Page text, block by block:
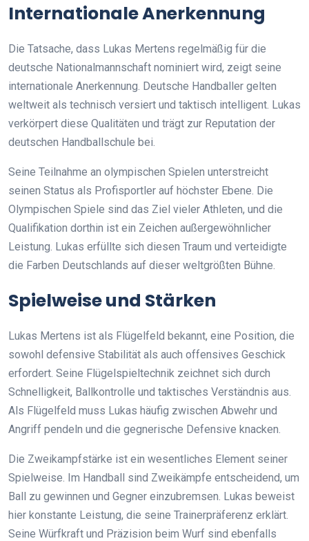
Internationale Anerkennung
Die Tatsache, dass Lukas Mertens regelmäßig für die
deutsche Nationalmannschaft nominiert wird, zeigt seine
internationale Anerkennung. Deutsche Handballer gelten
weltweit als technisch versiert und taktisch intelligent. Lukas
verkörpert diese Qualitäten und trägt zur Reputation der
deutschen Handballschule bei.
Seine Teilnahme an olympischen Spielen unterstreicht
seinen Status als Profisportler auf höchster Ebene. Die
Olympischen Spiele sind das Ziel vieler Athleten, und die
Qualifikation dorthin ist ein Zeichen außergewöhnlicher
Leistung. Lukas erfüllte sich diesen Traum und verteidigte
die Farben Deutschlands auf dieser weltgrößten Bühne.
Spielweise und Stärken
Lukas Mertens ist als Flügelfeld bekannt, eine Position, die
sowohl defensive Stabilität als auch offensives Geschick
erfordert. Seine Flügelspieltechnik zeichnet sich durch
Schnelligkeit, Ballkontrolle und taktisches Verständnis aus.
Als Flügelfeld muss Lukas häufig zwischen Abwehr und
Angriff pendeln und die gegnerische Defensive knacken.
Die Zweikampfstärke ist ein wesentliches Element seiner
Spielweise. Im Handball sind Zweikämpfe entscheidend, um
Ball zu gewinnen und Gegner einzubremsen. Lukas beweist
hier konstante Leistung, die seine Trainerpräferenz erklärt.
Seine Würfkraft und Präzision beim Wurf sind ebenfalls